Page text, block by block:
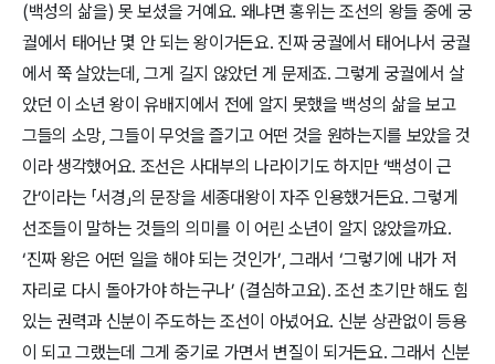
(백성의 삶을) 못 보셨을 거예요. 왜냐면 홍위는 조선의 왕들 중에 궁
궐에서 태어난 몇 안 되는 왕이거든요. 진짜 궁궐에서 태어나서 궁궐
에서 쭉 살았는데, 그게 길지 않았던 게 문제죠. 그렇게 궁궐에서 살
았던 이 소년 왕이 유배지에서 전에 알지 못했을 백성의 삶을 보고
그들의 소망, 그들이 무엇을 즐기고 어떤 것을 원하는지를 보았을 것
이라 생각했어요. 조선은 사대부의 나라이기도 하지만 ‘백성이 근
간’이라는 「서경」의 문장을 세종대왕이 자주 인용했거든요. 그렇게
선조들이 말하는 것들의 의미를 이 어린 소년이 알지 않았을까요.
‘진짜 왕은 어떤 일을 해야 되는 것인가’, 그래서 ‘그렇기에 내가 저
자리로 다시 돌아가야 하는구나’ (결심하고요). 조선 초기만 해도 힘
있는 권력과 신분이 주도하는 조선이 아녔어요. 신분 상관없이 등용
이 되고 그랬는데 그게 중기로 가면서 변질이 되거든요. 그래서 신분